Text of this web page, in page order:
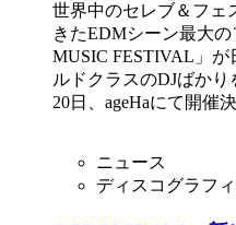
世界中のセレブ＆フェ
きたEDMシーン最大
MUSIC FESTIVAL」
ルドクラスのDJばか
20日、ageHaにて開催
ニュース
ディスコグラフ